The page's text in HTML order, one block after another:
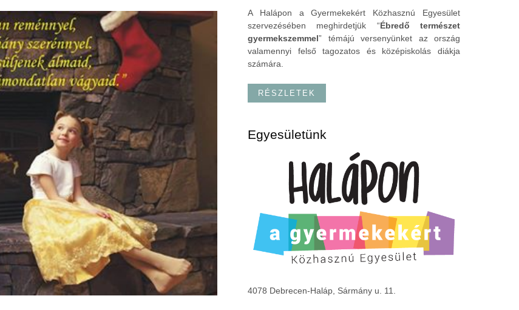
A Halápon a Gyermekekért Közhasznú Egyesület
szervezésében meghirdetjük “Ébredő természet
gyermekszemmel” témájú versenyünket az ország
valamennyi felső tagozatos és középiskolás diákja
számára.
RÉSZLETEK
Egyesületünk
4078 Debrecen-Haláp, Sármány u. 11.